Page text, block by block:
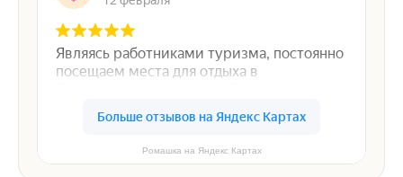
Ромашка на Яндекс Картах